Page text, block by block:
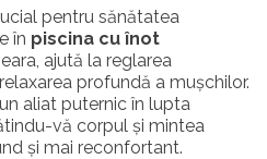
pentru sănătatea
în piscina cu înot
ajută la reglarea
profundă a mușchilor.
aliat puternic în lupta
vă corpul și mintea
și mai reconfortant.